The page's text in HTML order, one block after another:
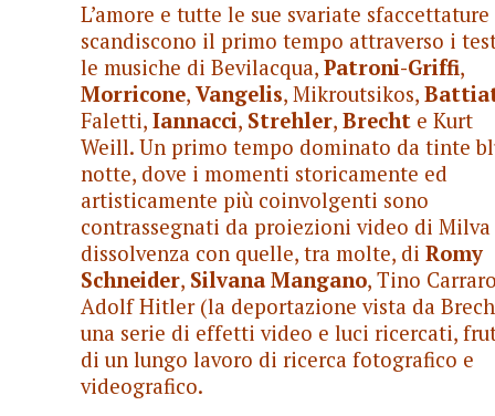
L’amore e tutte le sue svariate sfaccettature
scandiscono il primo tempo attraverso i
le musiche di Bevilacqua, Patroni-Griffi,
Morricone, Vangelis, Mikroutsikos,
Faletti, Iannacci, Strehler, Brecht e Kurt
Weill. Un primo tempo dominato da tinte
notte, dove i momenti storicamente ed
artisticamente più coinvolgenti sono
contrassegnati da proiezioni video di
dissolvenza con quelle, tra molte, di Romy
Schneider, Silvana Mangano, Tino
Adolf Hitler (la deportazione vista da
una serie di effetti video e luci ricercati,
di un lungo lavoro di ricerca fotografico e
videografico.